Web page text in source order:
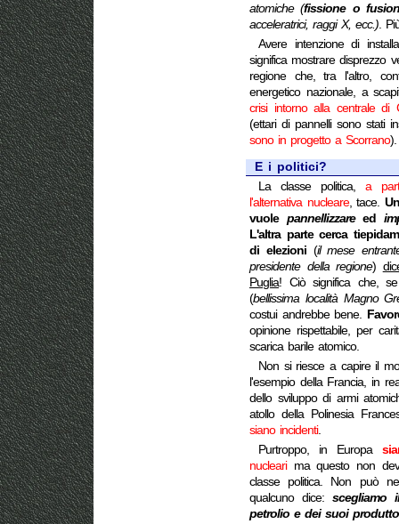
atomiche (fissione o
acceleratrici, raggi X, ecc.).
Avere intenzione di
significa mostrare disprezzo
regione che, tra l'altro,
energetico nazionale, a
crisi intorno alla centrale di
(ettari di pannelli sono stati
sono in progetto a Scorrano).
E i politici?
La classe politica, a
l'alternativa nucleare, tace.
vuole pannellizzareed
L'altra parte cerca
di elezioni(il mese
presidente della regione)
Puglia! Ciò significa che,
(bellissima località Magno
costui andrebbe bene.
opinione rispettabile, per
scarica barile atomico.
Non si riesce a capire il
l'esempio della Francia, in
dello sviluppo di armi
atollo della Polinesia
siano incidenti.
Purtroppo, in Europa
nuclearima questo non
classe politica. Non può
qualcuno dice: scegliamo
petrolio e dei suoi